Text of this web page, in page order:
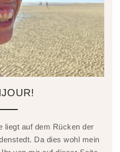
liegt auf dem Rücken der
Da dies wohl mein